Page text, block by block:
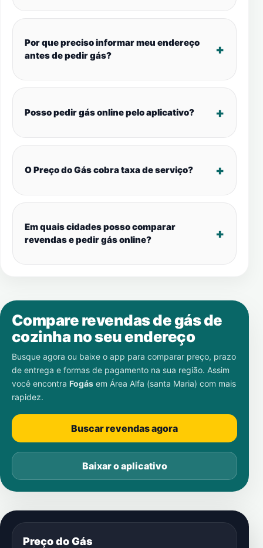
Por que preciso informar meu endereço
antes de pedir gás?
Posso pedir gás online pelo aplicativo?
O Preço do Gás cobra taxa de serviço?
Em quais cidades posso comparar
revendas e pedir gás online?
Compare revendas de gás de
cozinha no seu endereço
Busque agora ou baixe o app para comparar preço, prazo
de entrega e formas de pagamento na sua região. Assim
você encontra Fogás em Área Alfa (santa Maria) com mais
rapidez.
Buscar revendas agora
Baixar o aplicativo
Preço do Gás